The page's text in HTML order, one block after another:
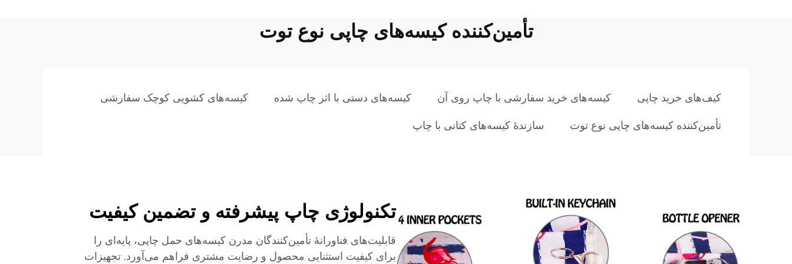
تأمین‌کننده کیسه‌های چاپی نوع توت
کیف‌های خرید چاپی کیسه‌های خرید سفارشی با چاپ روی آن کیسه‌های دستی با اثر چاپ شده کیسه‌های کشویی کوچک سفارشی
تأمین‌کننده کیسه‌های چاپی نوع توت سازندهٔ کیسه‌های کتانی با چاپ
تکنولوژی چاپ پیشرفته و تضمین کیفیت
قابلیت‌های فناورانهٔ تأمین‌کنندگان مدرن کیسه‌های حمل چاپی، پایه‌ای را
برای کیفیت استثنایی محصول و رضایت مشتری فراهم می‌آورد. تجهیزات